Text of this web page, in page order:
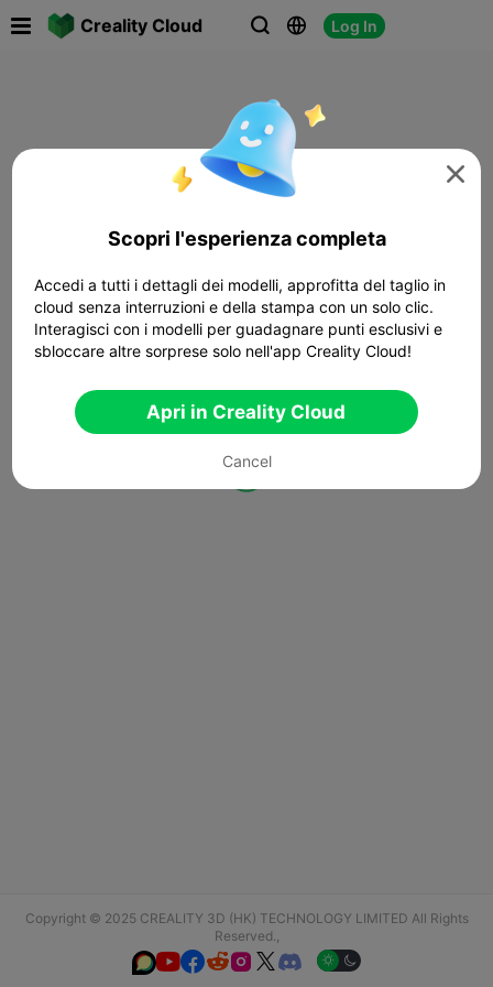
Creality Cloud   Log In
Copyright © 2025 CREALITY 3D (HK) TECHNOLOGY LIMITED All Rights
Reserved.,
  

Scopri l'esperienza completa
Accedi a tutti i dettagli dei modelli, approfitta del taglio in
cloud senza interruzioni e della stampa con un solo clic.
Interagisci con i modelli per guadagnare punti esclusivi e
sbloccare altre sorprese solo nell'app Creality Cloud!
Apri in Creality Cloud
Cancel